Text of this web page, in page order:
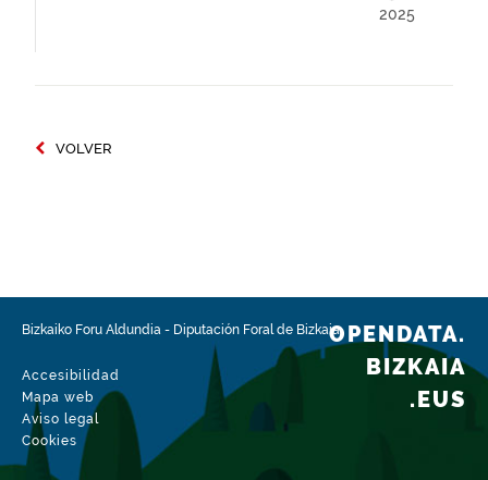
2025
VOLVER
Bizkaiko Foru Aldundia - Diputación Foral de Bizkaia
Accesibilidad
Mapa web
Aviso legal
Cookies
OPENDATA.
BIZKAIA
.EUS